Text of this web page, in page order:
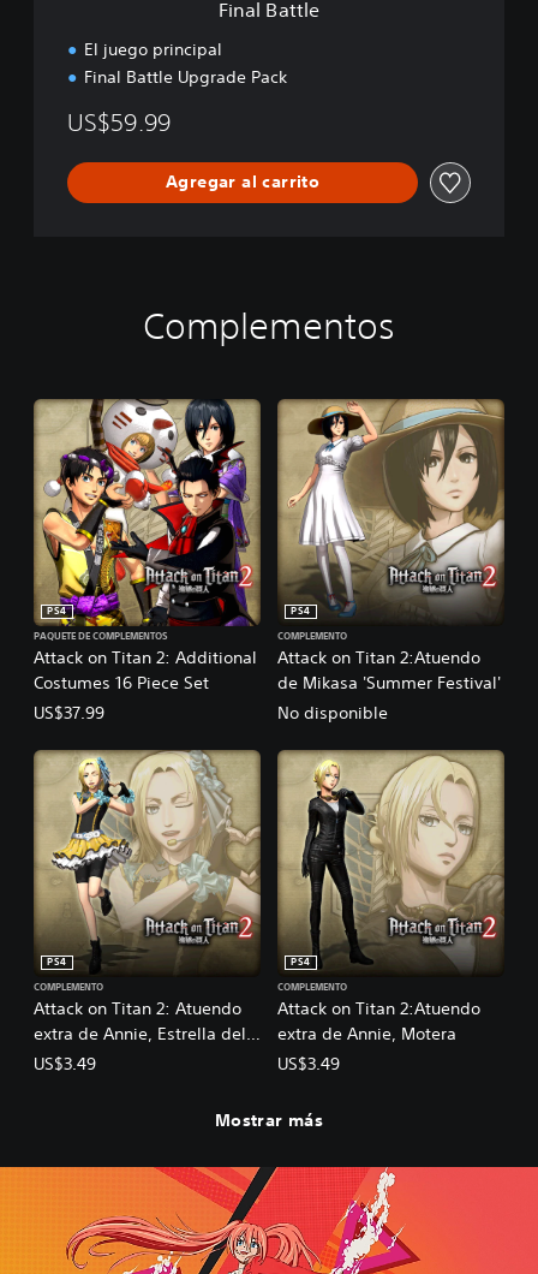
Final Battle
El juego principal
Final Battle Upgrade Pack
US$59.99
Agregar al carrito
Complementos
Attack on Titan 2: Additional
Costumes 16 Piece Set
PS4
PAQUETE DE COMPLEMENTOS
US$37.99
Attack on Titan 2:Atuendo
de Mikasa 'Summer Festival'
PS4
COMPLEMENTO
No disponible
Attack on Titan 2: Atuendo
extra de Annie, Estrella del
pop
PS4
COMPLEMENTO
US$3.49
Attack on Titan 2:Atuendo
extra de Annie, Motera
PS4
COMPLEMENTO
US$3.49
Mostrar más